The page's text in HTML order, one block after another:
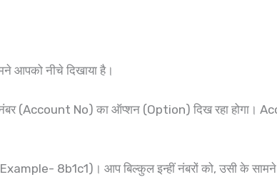
आपको नीचे दिखाया है।
(Account No) का ऑप्शन (Option) दिख रहा होगा।
8b1c1)। आप बिल्कुल इन्हीं नंबरों को, उसी के सामने